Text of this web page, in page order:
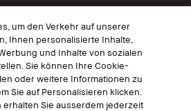
um den Verkehr auf unserer
Ihnen personalisierte Inhalte,
und Inhalte von sozialen
Sie können Ihre Cookie-
oder weitere Informationen zu
Sie auf Personalisieren klicken.
Sie ausserdem jederzeit